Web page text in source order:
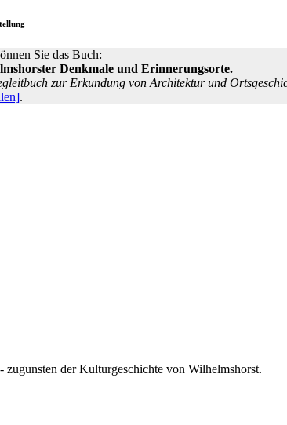
Sie das Buch:
Denkmale und Erinnerungsorte.
zur Erkundung von Architektur und
.
der Kulturgeschichte von Wilhelmshorst.